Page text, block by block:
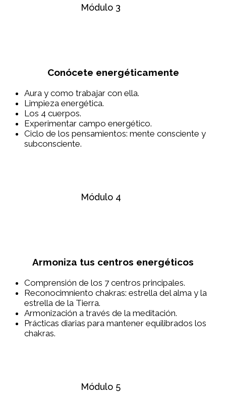
Módulo 3
Conócete energéticamente
Aura y como trabajar con ella.
Limpieza energética.
Los 4 cuerpos.
Experimentar campo energético.
Ciclo de los pensamientos: mente consciente y
subconsciente.
Módulo 4
Armoniza tus centros energéticos
Comprensión de los 7 centros principales.
Reconocimniento chakras: estrella del alma y la
estrella de la Tierra.
Armonización a través de la meditación.
Prácticas diarias para mantener equilibrados los
chakras.
Módulo 5